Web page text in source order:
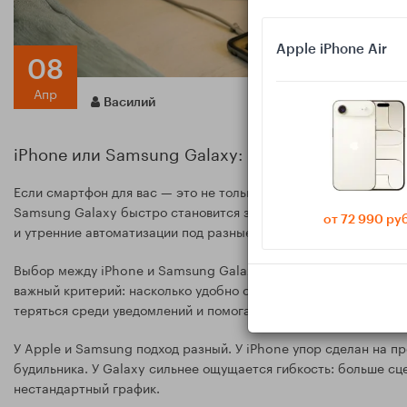
08
Апр Василий
iPhone или Samsung Galaxy: что удобнее для
Если смартфон для вас — это не только связь, но и помощник
Samsung Galaxy быстро становится заметной. Разбираем,
и утренние автоматизации под разные привычки и график.
Выбор между iPhone и Samsung Galaxy часто сводят к
важный критерий: насколько удобно смартфон ведёт себя
теряться среди уведомлений и помогать держать понятный
У Apple и Samsung подход разный. У iPhone упор сделан на
будильника. У Galaxy сильнее ощущается гибкость: больше
нестандартный график.
Apple iPhone Air
от 72 990